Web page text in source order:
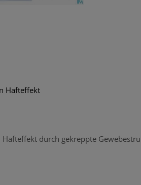
Hafteffekt
durch gekreppte